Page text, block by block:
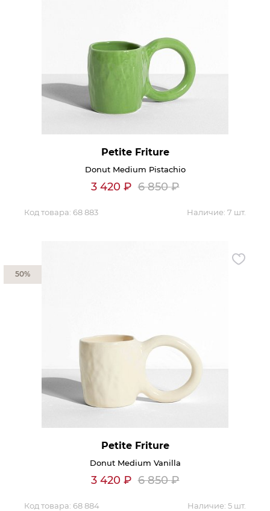
Petite Friture
Donut Medium Pistachio
3 420 ₽ 6 850₽
Код товара: 68 883 Наличие: 7 шт.
Petite Friture
Donut Medium Vanilla
3 420 ₽ 6 850₽
Код товара: 68 884 Наличие: 5 шт.
50%